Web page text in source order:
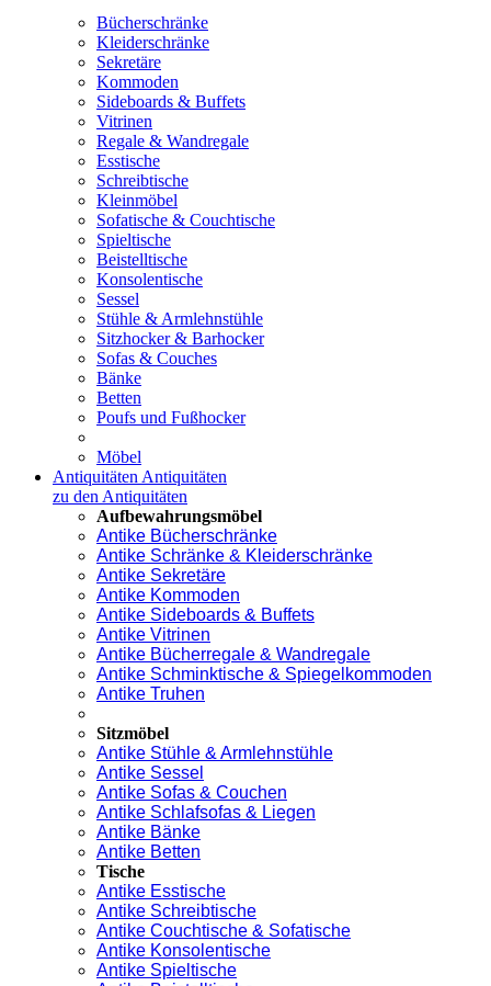
Bücherschränke
Kleiderschränke
Sekretäre
Kommoden
Sideboards & Buffets
Vitrinen
Regale & Wandregale
Esstische
Schreibtische
Kleinmöbel
Sofatische & Couchtische
Spieltische
Beistelltische
Konsolentische
Sessel
Stühle & Armlehnstühle
Sitzhocker & Barhocker
Sofas & Couches
Bänke
Betten
Poufs und Fußhocker
Möbel
Antiquitäten Antiquitäten
zu den Antiquitäten
Aufbewahrungsmöbel
Antike Bücherschränke
Antike Schränke & Kleiderschränke
Antike Sekretäre
Antike Kommoden
Antike Sideboards & Buffets
Antike Vitrinen
Antike Bücherregale & Wandregale
Antike Schminktische & Spiegelkommoden
Antike Truhen
Sitzmöbel
Antike Stühle & Armlehnstühle
Antike Sessel
Antike Sofas & Couchen
Antike Schlafsofas & Liegen
Antike Bänke
Antike Betten
Tische
Antike Esstische
Antike Schreibtische
Antike Couchtische & Sofatische
Antike Konsolentische
Antike Spieltische